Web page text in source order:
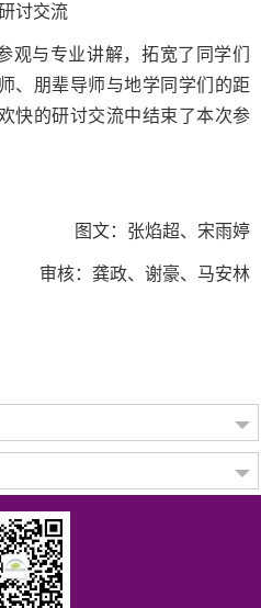
讨交流
观与专业讲解，拓宽了同学们
、朋辈导师与地学同学们的距
快的研讨交流中结束了本次参
图文：张焰超、宋雨婷
审核： 龚政、谢豪、 马安林